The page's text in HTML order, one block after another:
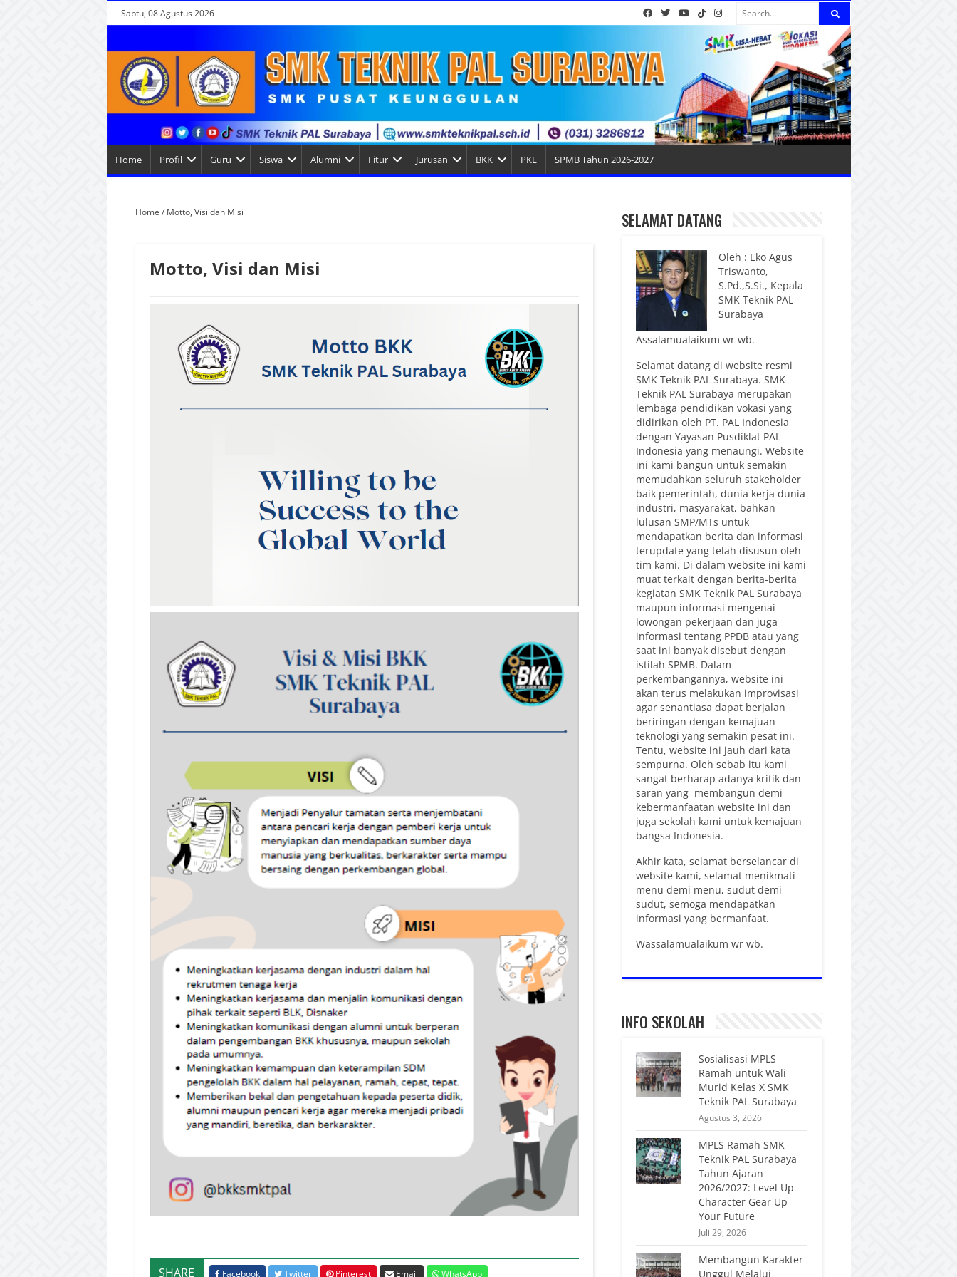
Sabtu, 08 Agustus 2026
Home Profil Guru Siswa Alumni Fitur Jurusan BKK PKL SPMB Tahun 2026-2027
Home / Motto, Visi dan Misi
Motto, Visi dan Misi
SHARE Facebook Twitter Pinterest Email WhatsApp
SELAMAT DATANG
Oleh : Eko Agus
Triswanto,
S.Pd.,S.Si., Kepala
SMK Teknik PAL
Surabaya
Assalamualaikum wr wb.
Selamat datang di website resmi
SMK Teknik PAL Surabaya. SMK
Teknik PAL Surabaya merupakan
lembaga pendidikan vokasi yang
didirikan oleh PT. PAL Indonesia
dengan Yayasan Pusdiklat PAL
Indonesia yang menaungi. Website
ini kami bangun untuk semakin
memudahkan seluruh stakeholder
baik pemerintah, dunia kerja dunia
industri, masyarakat, bahkan
lulusan SMP/MTs untuk
mendapatkan berita dan informasi
terupdate yang telah disusun oleh
tim kami. Di dalam website ini kami
muat terkait dengan berita-berita
kegiatan SMK Teknik PAL Surabaya
maupun informasi mengenai
lowongan pekerjaan dan juga
informasi tentang PPDB atau yang
saat ini banyak disebut dengan
istilah SPMB. Dalam
perkembangannya, website ini
akan terus melakukan improvisasi
agar senantiasa dapat berjalan
beriringan dengan kemajuan
teknologi yang semakin pesat ini.
Tentu, website ini jauh dari kata
sempurna. Oleh sebab itu kami
sangat berharap adanya kritik dan
saran yang membangun demi
kebermanfaatan website ini dan
juga sekolah kami untuk kemajuan
bangsa Indonesia.
Akhir kata, selamat berselancar di
website kami, selamat menikmati
menu demi menu, sudut demi
sudut, semoga mendapatkan
informasi yang bermanfaat.
Wassalamualaikum wr wb.
INFO SEKOLAH
Sosialisasi MPLS
Ramah untuk Wali
Murid Kelas X SMK
Teknik PAL Surabaya
Agustus 3, 2026
MPLS Ramah SMK
Teknik PAL Surabaya
Tahun Ajaran
2026/2027: Level Up
Character Gear Up
Your Future
Juli 29, 2026
Membangun Karakter
Unggul Melalui